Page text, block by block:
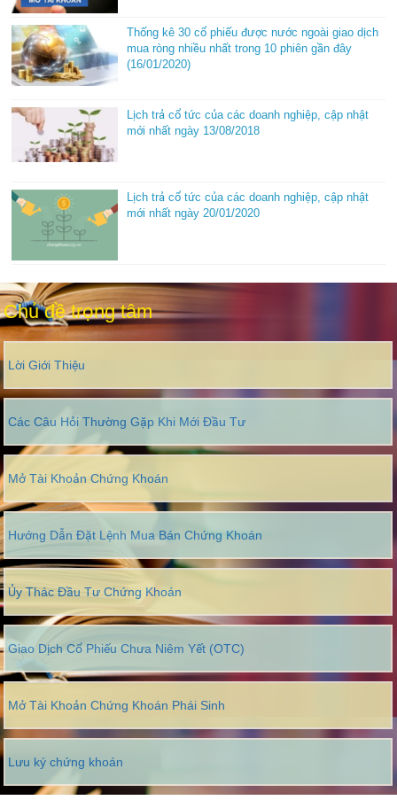
Thống kê 30 cổ phiếu được nước ngoài giao dịch
mua ròng nhiều nhất trong 10 phiên gần đây
(16/01/2020)
Lịch trả cổ tức của các doanh nghiệp, cập nhật
mới nhất ngày 13/08/2018
Lịch trả cổ tức của các doanh nghiệp, cập nhật
mới nhất ngày 20/01/2020
Chủ đề trọng tâm
Lời Giới Thiệu
Các Câu Hỏi Thường Gặp Khi Mới Đầu Tư
Mở Tài Khoản Chứng Khoán
Hướng Dẫn Đặt Lệnh Mua Bán Chứng Khoán
Ủy Thác Đầu Tư Chứng Khoán
Giao Dịch Cổ Phiếu Chưa Niêm Yết (OTC)
Mở Tài Khoản Chứng Khoán Phái Sinh
Lưu ký chứng khoán